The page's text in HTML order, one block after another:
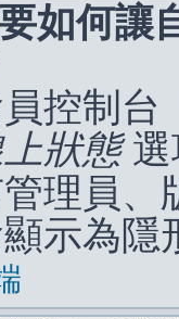
如何讓
控制台
狀態選
理員、
示為隱